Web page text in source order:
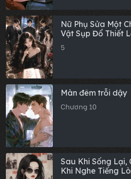
Nữ Phụ Sửa Một
Vật Sụp Đổ Thiết
5
Màn đêm trỗi dậy
Chương 10
Sau Khi Sống Lại,
Khi Nghe Tiếng